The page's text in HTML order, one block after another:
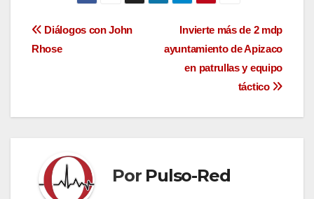
Navegación
Invierte más de 2 mdp
ayuntamiento de Apizaco
en patrullas y equipo
táctico
Diálogos con John
Rhose
Por Pulso-Red